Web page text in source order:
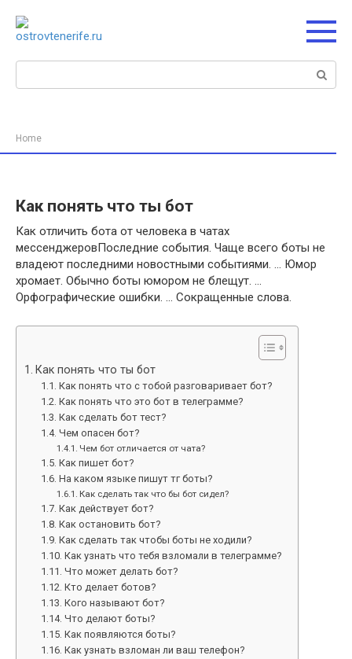
контенту
Поиск:
Home
Как понять что ты бот
Как отличить бота от человека в чатах
мессенджеровПоследние события. Чаще всего боты не
владеют последними новостными событиями. … Юмор
хромает. Обычно боты юмором не блещут. …
Орфографические ошибки. … Сокращенные слова.
Как понять что ты бот
Как понять что с тобой разговаривает бот?
Как понять что это бот в телеграмме?
Как сделать бот тест?
Чем опасен бот?
Чем бот отличается от чата?
Как пишет бот?
На каком языке пишут тг боты?
Как сделать так что бы бот сидел?
Как действует бот?
Как остановить бот?
Как сделать так чтобы боты не ходили?
Как узнать что тебя взломали в телеграмме?
Что может делать бот?
Кто делает ботов?
Кого называют бот?
Что делают боты?
Как появляются боты?
Как узнать взломан ли ваш телефон?